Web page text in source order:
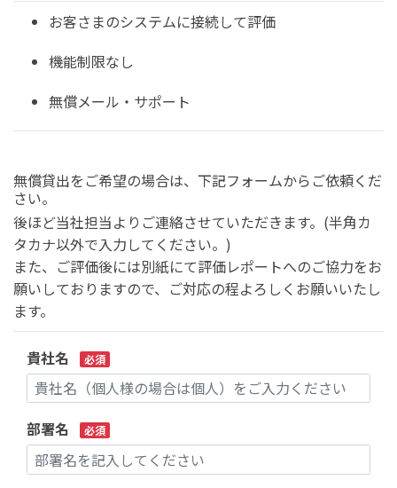
お客さまのシステムに接続して評価
機能制限なし
無償メール・サポート
無償貸出をご希望の場合は、下記フォームからご依頼くだ
さい。
後ほど当社担当よりご連絡させていただきます。(半角カ
タカナ以外で入力してください。)
また、ご評価後には別紙にて評価レポートへのご協力をお
願いしておりますので、ご対応の程よろしくお願いいたし
ます。
貴社名 必須
部署名 必須